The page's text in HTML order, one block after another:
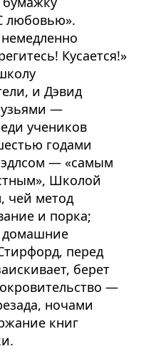
любовью».
Кусается!»
и Дэвид
—
учеников
годами
— «самым
Школой
чей метод
и порка;
домашние
перед
берет
—
ночами
книг